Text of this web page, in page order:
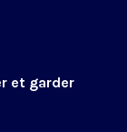
et garder